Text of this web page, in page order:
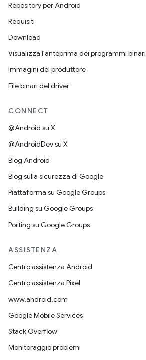
Repository per Android
Requisiti
Download
Visualizza l'anteprima dei programmi binari
Immagini del produttore
File binari del driver
CONNECT
@Android su X
@AndroidDev su X
Blog Android
Blog sulla sicurezza di Google
Piattaforma su Google Groups
Building su Google Groups
Porting su Google Groups
ASSISTENZA
Centro assistenza Android
Centro assistenza Pixel
www.android.com
Google Mobile Services
Stack Overflow
Monitoraggio problemi